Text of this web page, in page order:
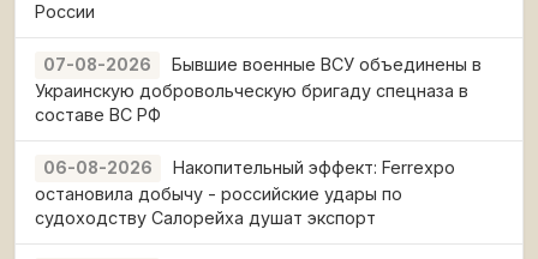
России
07-08-2026
Бывшие военные ВСУ объединены в
Украинскую добровольческую бригаду спецназа в
составе ВС РФ
06-08-2026
Накопительный эффект: Ferrexpo
остановила добычу - российские удары по
судоходству Салорейха душат экспорт